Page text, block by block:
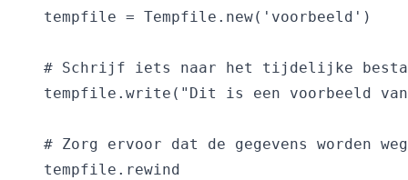
tempfile = Tempfile.new('voorbeeld')
# Schrijf iets naar het tijdelijke
tempfile.write("Dit is een voorbeeld
# Zorg ervoor dat de gegevens worden
tempfile.rewind